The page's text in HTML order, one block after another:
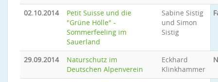
02.10.2014
Petit Suisse und die
"Grüne Hölle" -
Sommerfeeling im
Sauerland
Sabine Sistig
und Simon
Sistig
29.09.2014
Naturschutz im
Deutschen Alpenverein
Eckhard
Klinkhammer